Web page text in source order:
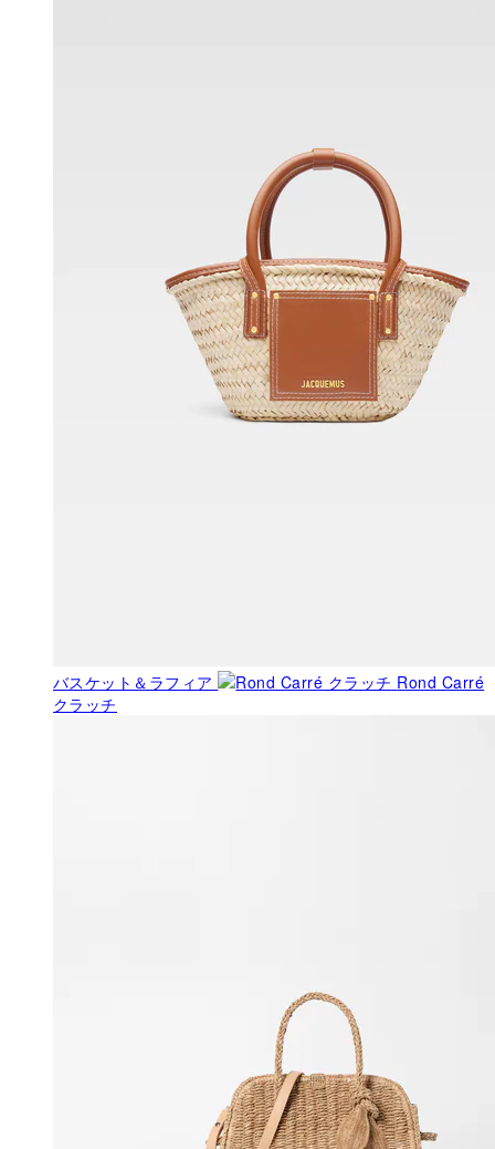
バスケット＆ラフィア
Rond Carré
クラッチ